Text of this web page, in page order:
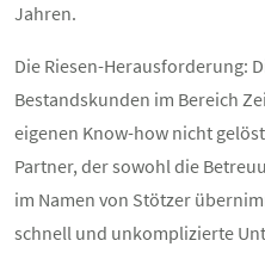
Jahren.
Die Riesen-Herausforderung:
Bestandskunden im Bereich
eigenen Know-how nicht
Partner, der sowohl die
im Namen von Stötzer
schnell und unkomplizierte